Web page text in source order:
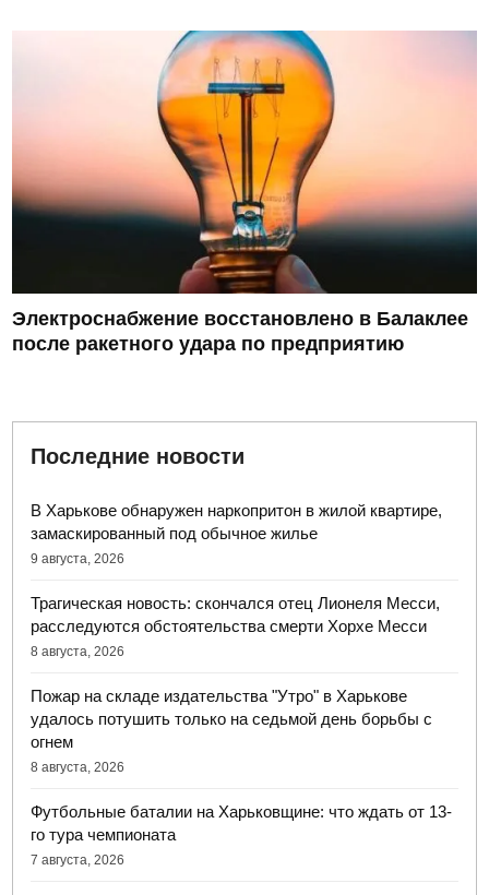
Электроснабжение восстановлено в Балаклее
после ракетного удара по предприятию
Последние новости
В Харькове обнаружен наркопритон в жилой квартире,
замаскированный под обычное жилье
9 августа, 2026
Трагическая новость: скончался отец Лионеля Месси,
расследуются обстоятельства смерти Хорхе Месси
8 августа, 2026
Пожар на складе издательства "Утро" в Харькове
удалось потушить только на седьмой день борьбы с
огнем
8 августа, 2026
Футбольные баталии на Харьковщине: что ждать от 13-
го тура чемпионата
7 августа, 2026